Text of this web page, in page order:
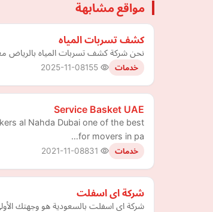
مواقع مشابهة
كشف تسربات المياه
نحن شركة كشف تسربات المياه بالرياض
خدمات 2025-11-08
Service Basket UAE
al Nahda Dubai one of the best
for movers in pa…
خدمات 2021-11-08
شركة اى اسفلت
شركة اى اسفلت بالسعودية هو وجهتك